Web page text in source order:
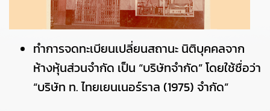
ทำการจดทะเบียนเปลี่ยนสถานะ นิติบุคคลจาก
ห้างหุ้นส่วนจำกัด เป็น “บริษัทจำกัด” โดยใช้ชื่อว่า
“บริษัท ท. ไทยเยนเนอร์ราล (1975) จำกัด”